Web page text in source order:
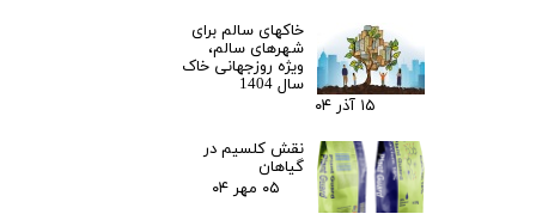
خاکهای سالم برای
شهرهای سالم،
ویژه روزجهانی خاک
سال 1404
۱۵ آذر ۰۴
نقش کلسیم در
گیاهان
۰۵ مهر ۰۴